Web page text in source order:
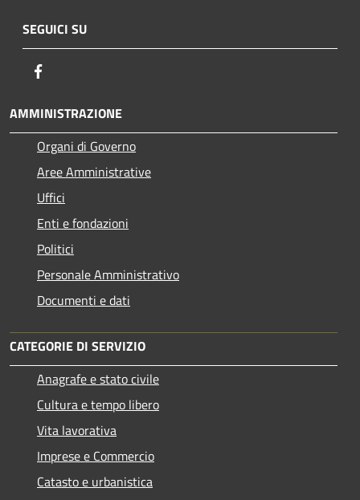
SEGUICI SU
AMMINISTRAZIONE
Organi di Governo
Aree Amministrative
Uffici
Enti e fondazioni
Politici
Personale Amministrativo
Documenti e dati
CATEGORIE DI SERVIZIO
Anagrafe e stato civile
Cultura e tempo libero
Vita lavorativa
Imprese e Commercio
Catasto e urbanistica